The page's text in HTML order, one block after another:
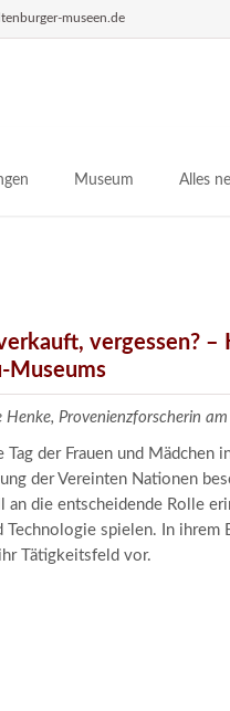
museen.de
Museum
Digitales
Team
Publikationen
Aktuelle Publikationen
Bestandskataloge &
Alles
vergessen?
Museums
Henke, Provenienzforscherin
Tag der Frauen und
der Vereinten Nationen
an die entscheidende Rolle
Technologie spielen. In
Tätigkeitsfeld vor.